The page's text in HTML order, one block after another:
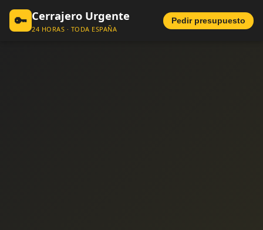
🔑 Cerrajero Urgente
24 HORAS · TODA ESPAÑA
Pedir presupuesto